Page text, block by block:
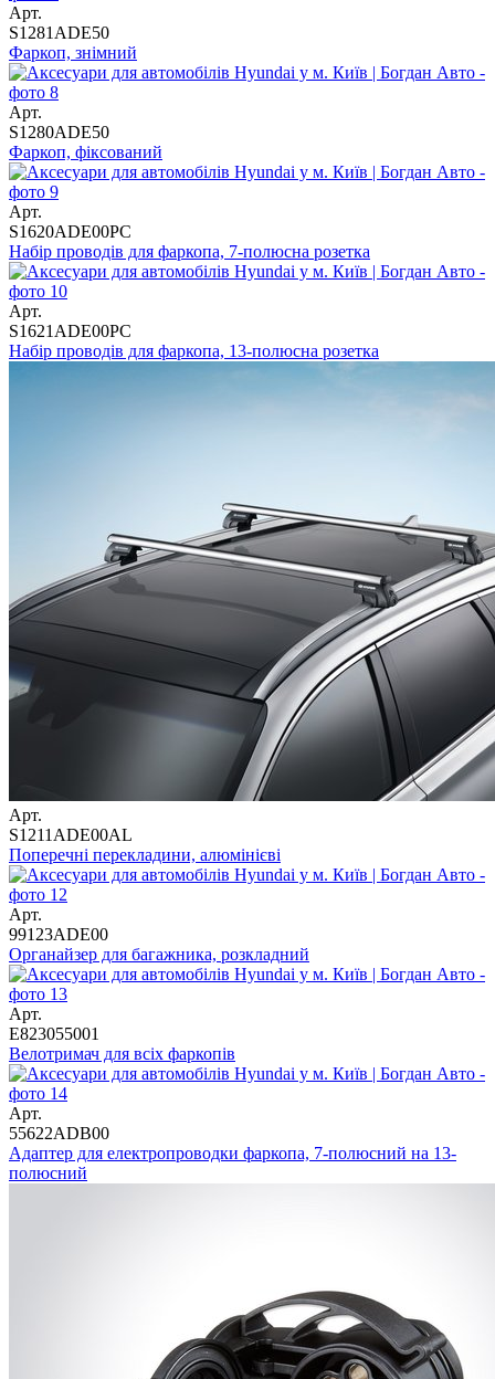
Арт.
S1281ADE50
Фаркоп, знімний
Арт.
S1280ADE50
Фаркоп, фіксований
Арт.
S1620ADE00PC
Набір проводів для фаркопа, 7-полюсна розетка
Арт.
S1621ADE00PC
Набір проводів для фаркопа, 13-полюсна розетка
Арт.
S1211ADE00AL
Поперечні перекладини, алюмінієві
Арт.
99123ADE00
Органайзер для багажника, розкладний
Арт.
E823055001
Велотримач для всіх фаркопів
Арт.
55622ADB00
Адаптер для електропроводки фаркопа, 7-полюсний на 13-
полюсний